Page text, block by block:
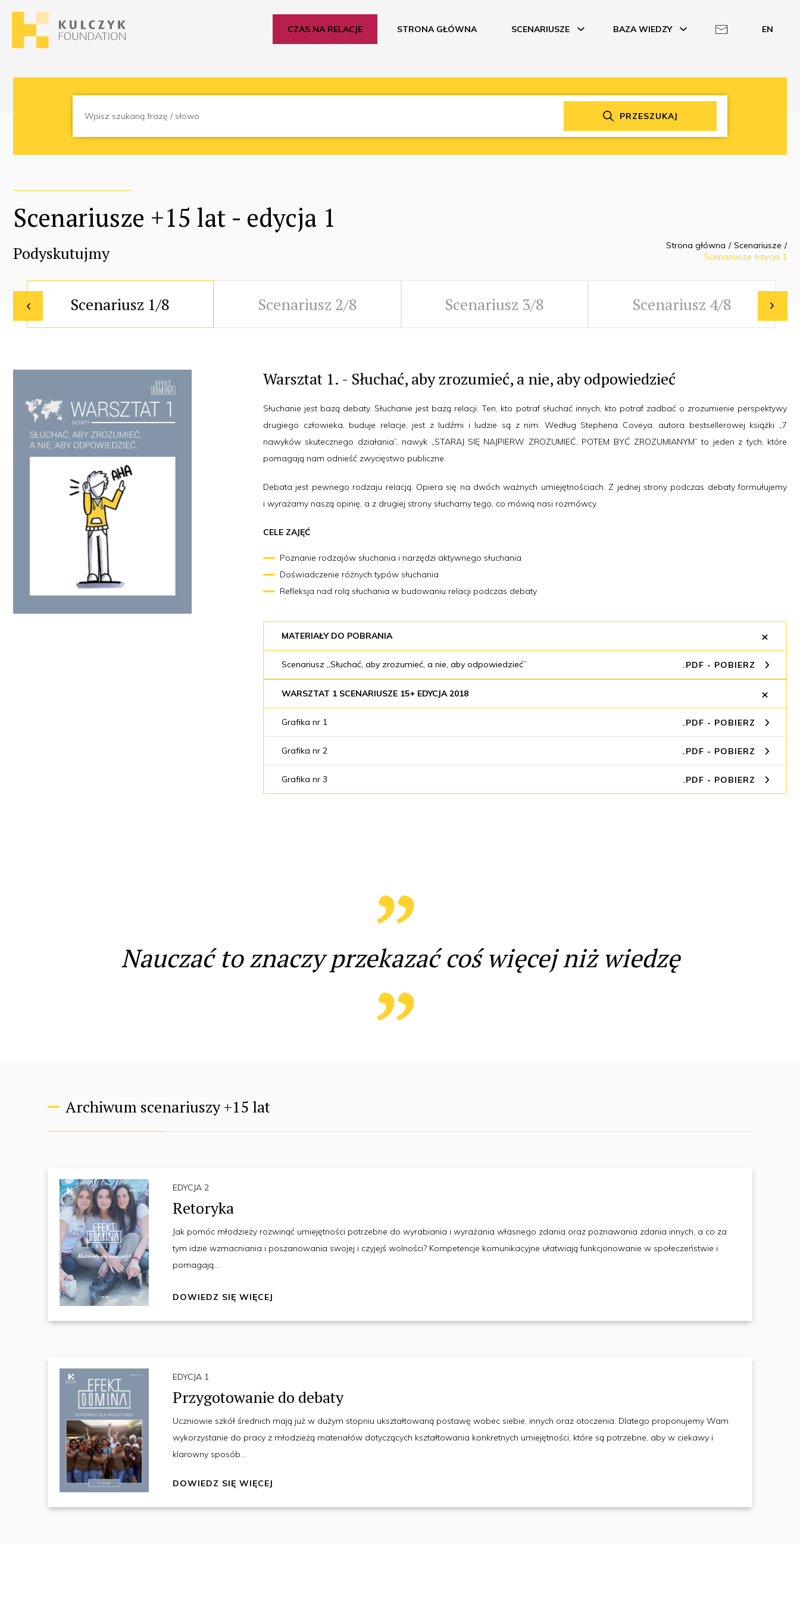
CZAS NA RELACJE STRONA GŁÓWNA SCENARIUSZE BAZA WIEDZY EN
PRZESZUKAJ
Scenariusze +15 lat - edycja 1
Podyskutujmy Strona główna
Scenariusze
Scenariusze edycja 1
Scenariusz 1/8 Scenariusz 2/8 Scenariusz 3/8 Scenariusz 4/8
Warsztat 1. - Słuchać, aby zrozumieć, a nie, aby odpowiedzieć
Słuchanie jest bazą debaty. Słuchanie jest bazą relacji. Ten, kto potraf słuchać innych, kto potraf zadbać o zrozumienie perspektywy
drugiego człowieka, buduje relacje, jest z ludźmi i ludzie są z nim. Według Stephena Coveya, autora bestsellerowej książki „7
nawyków skutecznego działania”, nawyk „STARAJ SIĘ NAJPIERW ZROZUMIEĆ, POTEM BYĆ ZROZUMIANYM” to jeden z tych, które
pomagają nam odnieść zwycięstwo publiczne.
Debata jest pewnego rodzaju relacją. Opiera się na dwóch ważnych umiejętnościach. Z jednej strony podczas debaty formułujemy
i wyrażamy naszą opinię, a z drugiej strony słuchamy tego, co mówią nasi rozmówcy.
CELE ZAJĘĆ
Poznanie rodzajów słuchania i narzędzi aktywnego słuchania
Doświadczenie różnych typów słuchania
Refleksja nad rolą słuchania w budowaniu relacji podczas debaty
MATERIAŁY DO POBRANIA ×
Scenariusz „Słuchać, aby zrozumieć, a nie, aby odpowiedzieć” .PDF - POBIERZ
WARSZTAT 1 SCENARIUSZE 15+ EDYCJA 2018 ×
Grafika nr 1 .PDF - POBIERZ
Grafika nr 2 .PDF - POBIERZ
Grafika nr 3 .PDF - POBIERZ
Nauczać to znaczy przekazać coś więcej niż wiedzę
Archiwum scenariuszy +15 lat
EDYCJA 2
Retoryka
Jak pomóc młodzieży rozwinąć umiejętności potrzebne do wyrabiania i wyrażania własnego zdania oraz poznawania zdania innych, a co za
tym idzie wzmacniania i poszanowania swojej i czyjejś wolności? Kompetencje komunikacyjne ułatwiają funkcjonowanie w społeczeństwie i
pomagają...
DOWIEDZ SIĘ WIĘCEJ
EDYCJA 1
Przygotowanie do debaty
Uczniowie szkół średnich mają już w dużym stopniu ukształtowaną postawę wobec siebie, innych oraz otoczenia. Dlatego proponujemy Wam
wykorzystanie do pracy z młodzieżą materiałów dotyczących kształtowania konkretnych umiejętności, które są potrzebne, aby w ciekawy i
klarowny sposób...
DOWIEDZ SIĘ WIĘCEJ